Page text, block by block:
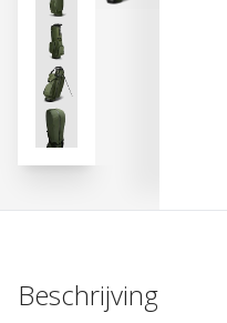
Beschrijving